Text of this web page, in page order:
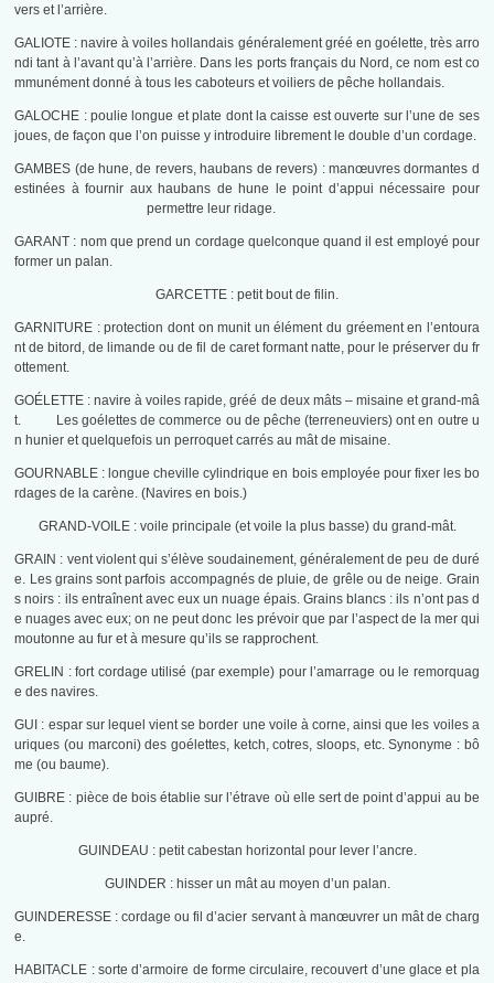
vers et l’arrière.
GALIOTE : navire à voiles hollandais généralement gréé en goélette, très arro
ndi tant à l’avant qu’à l’arrière. Dans les ports français du Nord, ce nom est co
mmunément donné à tous les caboteurs et voiliers de pêche hollandais.
GALOCHE : poulie longue et plate dont la caisse est ouverte sur l’une de ses
joues, de façon que l’on puisse y introduire librement le double d’un cordage.
GAMBES (de hune, de revers, haubans de revers) : manœuvres dormantes d
estinées à fournir aux haubans de hune le point d’appui nécessaire pour
permettre leur ridage.
GARANT : nom que prend un cordage quelconque quand il est employé pour
former un palan.
GARCETTE : petit bout de filin.
GARNITURE : protection dont on munit un élément du gréement en l’entoura
nt de bitord, de limande ou de fil de caret formant natte, pour le préserver du fr
ottement.
GOÉLETTE : navire à voiles rapide, gréé de deux mâts – misaine et grand-mâ
t. Les goélettes de commerce ou de pêche (terreneuviers) ont en outre u
n hunier et quelquefois un perroquet carrés au mât de misaine.
GOURNABLE : longue cheville cylindrique en bois employée pour fixer les bo
rdages de la carène. (Navires en bois.)
GRAND-VOILE : voile principale (et voile la plus basse) du grand-mât.
GRAIN : vent violent qui s’élève soudainement, généralement de peu de duré
e. Les grains sont parfois accompagnés de pluie, de grêle ou de neige. Grain
s noirs : ils entraînent avec eux un nuage épais. Grains blancs : ils n’ont pas d
e nuages avec eux; on ne peut donc les prévoir que par l’aspect de la mer qui
moutonne au fur et à mesure qu’ils se rapprochent.
GRELIN : fort cordage utilisé (par exemple) pour l’amarrage ou le remorquag
e des navires.
GUI : espar sur lequel vient se border une voile à corne, ainsi que les voiles a
uriques (ou marconi) des goélettes, ketch, cotres, sloops, etc. Synonyme : bô
me (ou baume).
GUIBRE : pièce de bois établie sur l’étrave où elle sert de point d’appui au be
aupré.
GUINDEAU : petit cabestan horizontal pour lever l’ancre.
GUINDER : hisser un mât au moyen d’un palan.
GUINDERESSE : cordage ou fil d’acier servant à manœuvrer un mât de charg
e.
HABITACLE : sorte d’armoire de forme circulaire, recouvert d’une glace et pla